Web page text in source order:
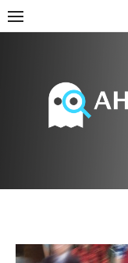
Skip
to